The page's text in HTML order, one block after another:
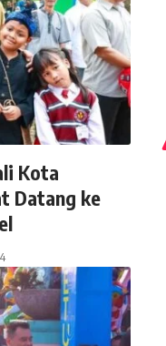
Kota
Datang ke